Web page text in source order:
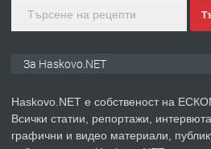
За Haskovo.NET
Haskovo.NET е собственост на
Всички статии, репортажи, интервюта
графични и видео материали,